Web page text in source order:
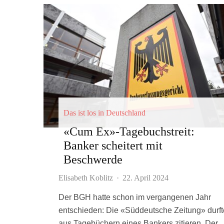
Das ist los in Deutschland
«Cum Ex»-Tagebuchstreit:
Banker scheitert mit
Beschwerde
Elisabeth Koblitz · 22. April 2024
Der BGH hatte schon im vergangenen Jahr
entschieden: Die «Süddeutsche Zeitung»